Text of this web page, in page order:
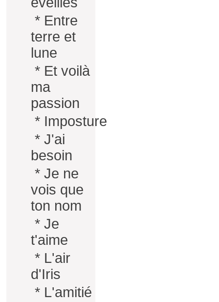
* Entre
terre et
lune
* Et voilà
ma
passion
* Imposture
* J'ai
besoin
* Je ne
vois que
ton nom
* Je
t'aime
* L'air
d'Iris
* L'amitié